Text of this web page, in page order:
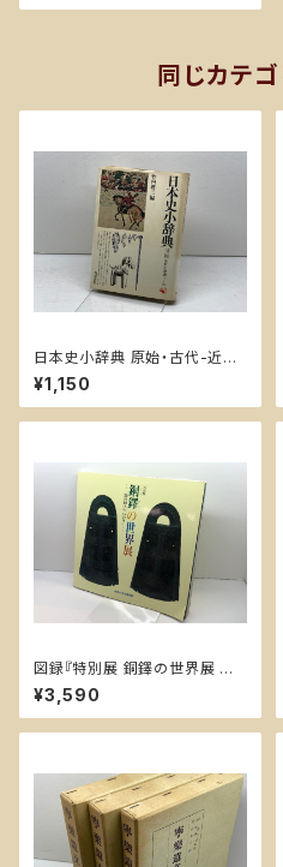
同じカテ
日本史小辞典 原始・古代-近世
(角川小辞典 24) KADOKAWA
竹内 理三
¥1,150
図録『特別展 銅鐸の世界展 地
の神への「いのり」』（神戸市立博
物館/1993年） 女神の息吹
¥3,590